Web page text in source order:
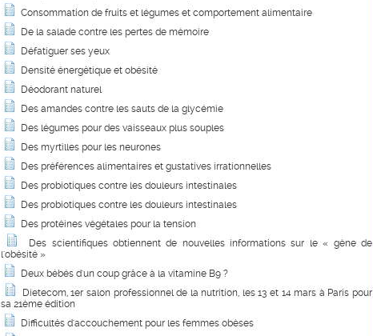
Consommation de fruits et légumes et comportement alimentaire
De la salade contre les pertes de mémoire
Défatiguer ses yeux
Densité énergétique et obésité
Déodorant naturel
Des amandes contre les sauts de la glycémie
Des légumes pour des vaisseaux plus souples
Des myrtilles pour les neurones
Des préférences alimentaires et gustatives irrationnelles
Des probiotiques contre les douleurs intestinales
Des probiotiques contre les douleurs intestinales
Des protéines végétales pour la tension
Des scientifiques obtiennent de nouvelles informations sur le « gène de
l'obésité »
Deux bébés d'un coup grâce à la vitamine B9 ?
Dietecom, 1er salon professionnel de la nutrition, les 13 et 14 mars à Paris pour
sa 21ème édition
Difficultés d'accouchement pour les femmes obèses